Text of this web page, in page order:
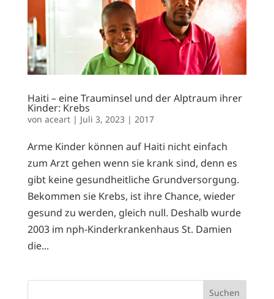
Haiti – eine Trauminsel und der Alptraum ihrer
Kinder: Krebs
von aceart| Juli 3, 2023| 2017
Arme Kinder können auf Haiti nicht einfach
zum Arzt gehen wenn sie krank sind, denn es
gibt keine gesundheitliche Grundversorgung.
Bekommen sie Krebs, ist ihre Chance, wieder
gesund zu werden, gleich null. Deshalb wurde
2003 im nph-Kinderkrankenhaus St. Damien
die...
Suchen